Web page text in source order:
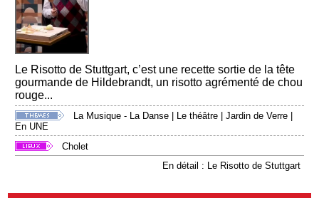
Le Risotto de Stuttgart, c’est une recette sortie de la tête
gourmande de Hildebrandt, un risotto agrémenté de chou
rouge...
La Musique - La Danse Le théâtre |Jardin de Verre
En UNE
Cholet
En détail : Le Risotto de Stuttgart